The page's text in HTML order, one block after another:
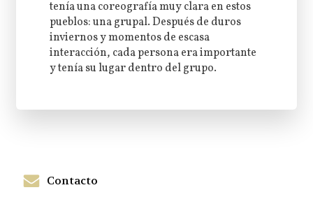
tenía una coreografía muy clara en estos
pueblos: una grupal. Después de duros
inviernos y momentos de escasa
interacción, cada persona era importante
y tenía su lugar dentro del grupo.
Contacto